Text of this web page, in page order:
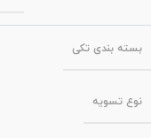
بسته‌ بندی تکی
نوع تسویه